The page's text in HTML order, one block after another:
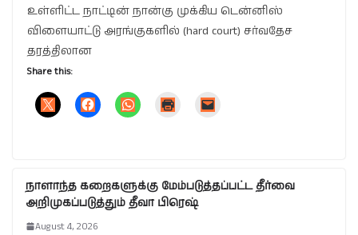
உள்ளிட்ட நாட்டின் நான்கு முக்கிய டென்னிஸ்
விளையாட்டு அரங்குகளில் (hard court) சர்வதேச
தரத்திலான
Share this:
நாளாந்த கறைகளுக்கு மேம்படுத்தப்பட்ட தீர்வை
அறிமுகப்படுத்தும் தீவா பிரெஷ்
August 4, 2026